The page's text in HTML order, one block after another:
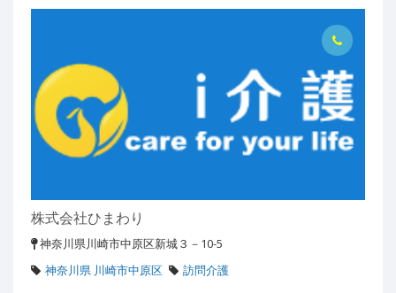
株式会社ひまわり
神奈川県川崎市中原区新城３－10-5
神奈川県 川崎市中原区
訪問介護